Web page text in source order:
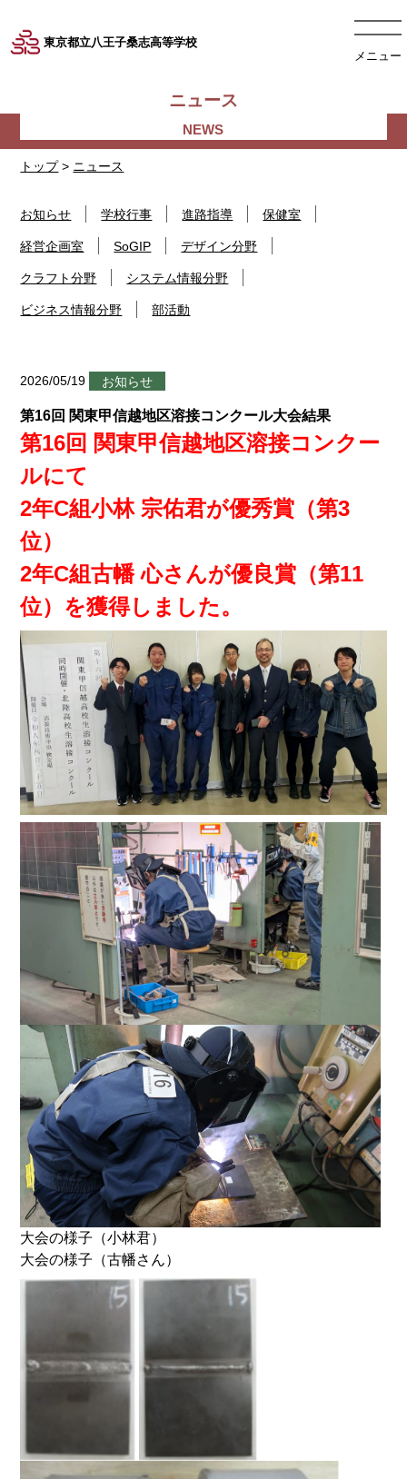
東京都立八王子桑志高等学校
メニュー
トップ> ニュース
ニュース
お知らせ 学校行事 進路指導 保健室
経営企画室 SoGIP デザイン分野
クラフト分野 システム情報分野
ビジネス情報分野 部活動
2026/05/19 お知らせ
第16回 関東甲信越地区溶接コンクール大会結果
第16回 関東甲信越地区溶接コンクー
ルにて
2年C組小林 宗佑君が優秀賞（第3
位）
2年C組古幡 心さんが優良賞（第11
位）を獲得しました。
大会の様子（小林君）
大会の様子（古幡さん）